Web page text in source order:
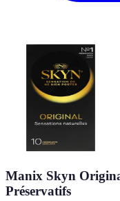
Manix Skyn
Préservatifs